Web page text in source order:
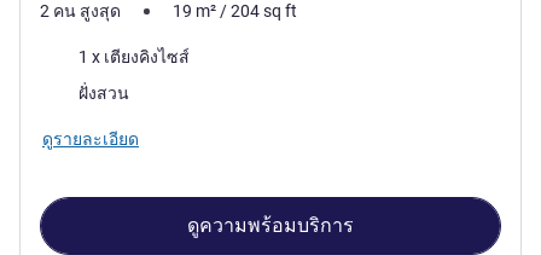
2 คน สูงสุด 19 m²/204sq ft
เครื่องนอน
1 x เตียงคิงไซส์
ฝั่งสวน
ดูรายละเอียด
ดูความพร้อมบริการ